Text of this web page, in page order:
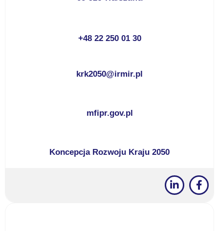
+48 22 250 01 30
krk2050@irmir.pl
mfipr.gov.pl
Koncepcja Rozwoju Kraju 2050